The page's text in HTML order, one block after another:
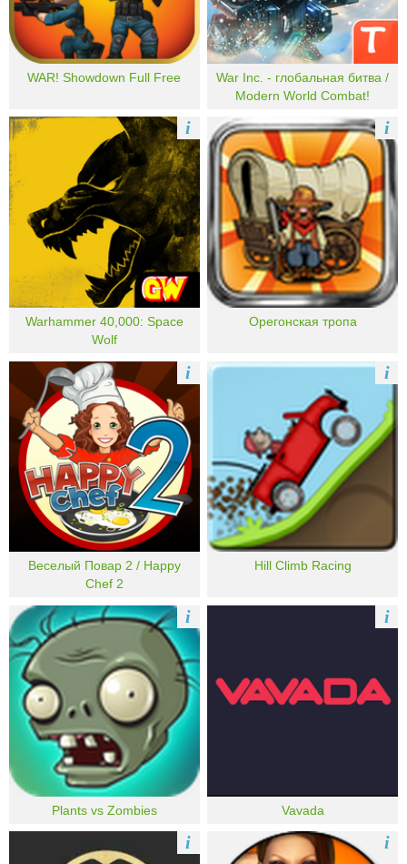
WAR! Showdown Full Free
War Inc. - глобальная битва /
Modern World Combat!
Warhammer 40,000: Space
Wolf
i
Орегонская тропа
i
Веселый Повар 2 / Happy
Chef 2
i
Hill Climb Racing
i
Plants vs Zombies
i
Vavada
i
i i